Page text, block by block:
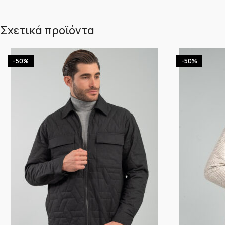
Σχετικά προϊόντα
-50% -50%